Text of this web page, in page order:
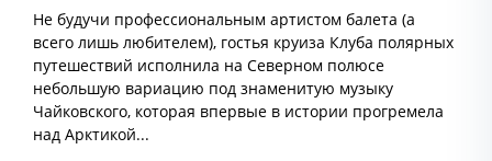
Не будучи профессиональным артистом балета (а
всего лишь любителем), гостья круиза Клуба полярных
путешествий исполнила на Северном полюсе
небольшую вариацию под знаменитую музыку
Чайковского, которая впервые в истории прогремела
над Арктикой...